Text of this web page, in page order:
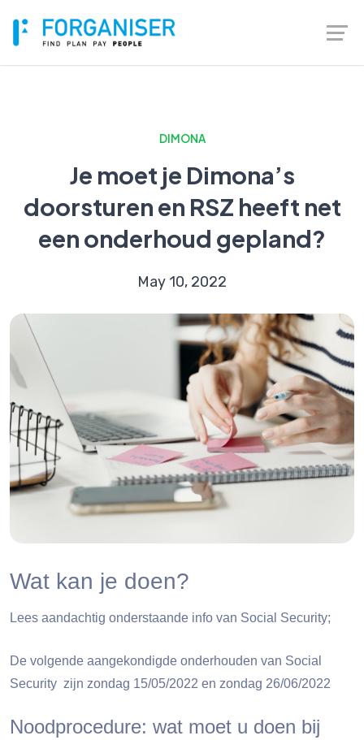
DIMONA
Je moet je Dimona’s
doorsturen en RSZ heeft net
een onderhoud gepland?
May 10, 2022
Wat kan je doen?
Lees aandachtig onderstaande info van Social Security;
De volgende aangekondigde onderhouden van Social
Security zijn zondag 15/05/2022 en zondag 26/06/2022
Noodprocedure: wat moet u doen bij